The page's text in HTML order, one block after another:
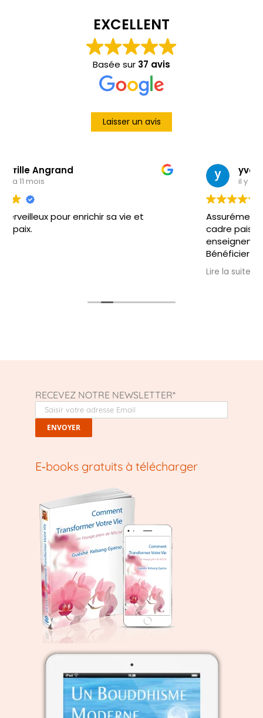
EXCELLENT
Basée sur 37 avis
Laisser un avis
et
yvon nicole
Assurément un merveilleux lieu
cadre paisible pour recevoir des
enseignements, se rencontrer et
Bénéficier de l’écoute et du partage
d’autres, qui comme nous, sont en
sens et ont besoin de courage. Et…
et inspirant de l’enseignant kaddam
RECEVEZ NOTRE NEWSLETTER*
E‑books gratuits à télécharger